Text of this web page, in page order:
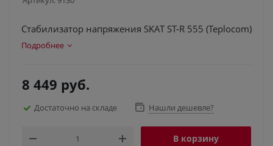
Стабилизатор напряжения SKAT ST-R 555 (Teplocom)
Подробнее
8 449 руб.
Достаточно на складе Нашли дешевле?
В корзину